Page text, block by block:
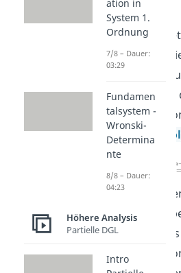
Die
diesen
Fourierreihe
der Mittelwert
Fourier-
demTaylor-
Wenn du nur
Summanden
erhältst du
Fourier-
ation in
System 1.
Ordnung
7/8 – Dauer:
03:29
Fundamen
talsystem -
Wronski-
Determina
nte
8/8 – Dauer:
04:23
Höhere Analysis
Partielle DGL
Intro